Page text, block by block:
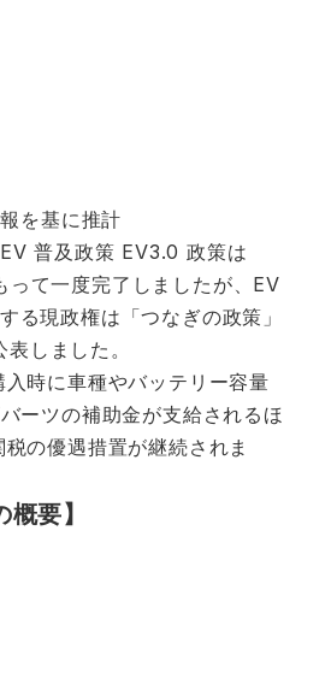
を基に推計
普及政策 EV3.0 政策は
て一度完了しましたが、EV
る現政権は「つなぎの政策」
しました。
時に車種やバッテリー容量
ーツの補助金が支給されるほ
の優遇措置が継続されま
要】